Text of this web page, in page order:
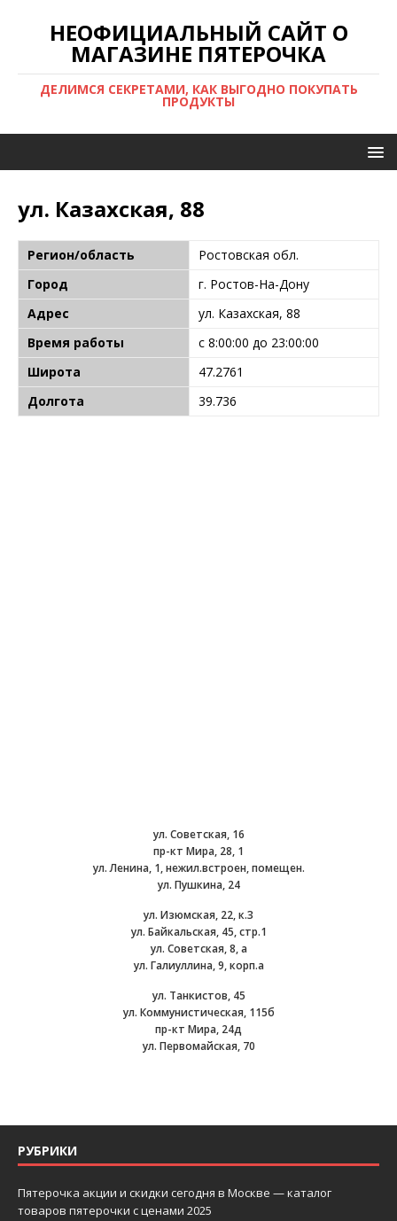
НЕОФИЦИАЛЬНЫЙ САЙТ О
МАГАЗИНЕ ПЯТЕРОЧКА
ДЕЛИМСЯ СЕКРЕТАМИ, КАК ВЫГОДНО ПОКУПАТЬ
ПРОДУКТЫ
ул. Казахская, 88
Регион/область
Ростовская обл.
Город
г. Ростов-На-Дону
Адрес
ул. Казахская, 88
Время работы
с 8:00:00 до 23:00:00
Широта
47.2761
Долгота
39.736
ул. Советская, 16
пр-кт Мира, 28, 1
ул. Ленина, 1, нежил.встроен, помещен.
ул. Пушкина, 24
ул. Изюмская, 22, к.3
ул. Байкальская, 45, стр.1
ул. Советская, 8, а
ул. Галиуллина, 9, корп.а
ул. Танкистов, 45
ул. Коммунистическая, 115б
пр-кт Мира, 24д
ул. Первомайская, 70
РУБРИКИ
Пятерочка акции и скидки сегодня в Москве — каталог
товаров пятерочки с ценами 2025